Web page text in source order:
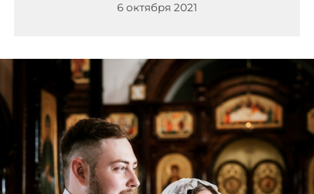
6 октября 2021